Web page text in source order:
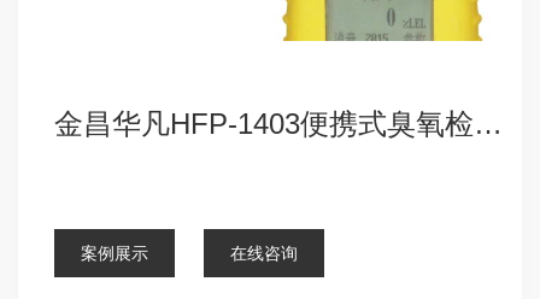
金昌华凡HFP-1403便携式臭氧检测仪报警器
案例展示 在线咨询